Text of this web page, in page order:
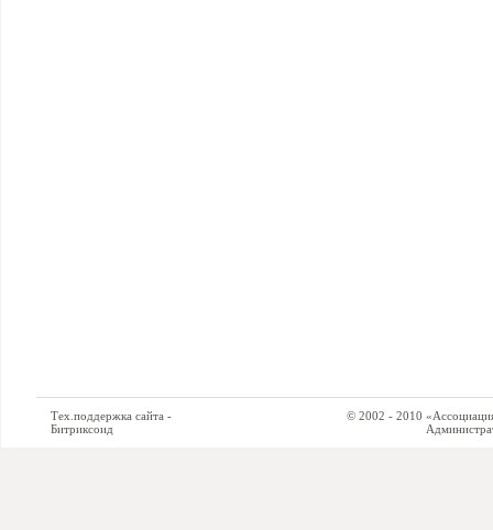
Тех.поддержка сайта -
Битриксоид
© 2002 - 2010 «Ассоциация